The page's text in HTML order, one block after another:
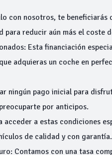
con nosotros, te
para reducir aún más el coste
Esta financiación
adquieras un coche en
ningún pago inicial para
por anticipos.
a estas condiciones
de calidad y con garantía.
Contamos con una tasa